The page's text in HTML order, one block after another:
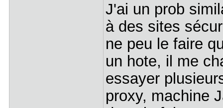
J'ai un prob
à des sites
ne peu le faire
un hote, il me
essayer
proxy, machine